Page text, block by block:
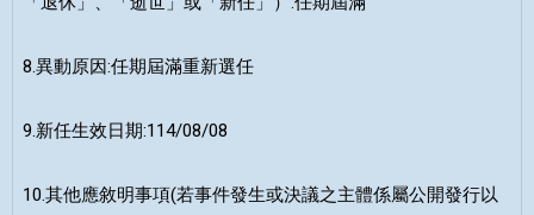
8.異動原因:任期屆滿重新選任
9.新任生效日期:114/08/08
10.其他應敘明事項(若事件發生或決議之主體係屬公開發行以